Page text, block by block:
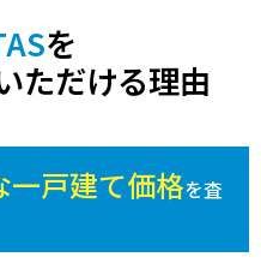
を
ただける理由
一戸建て価格を査